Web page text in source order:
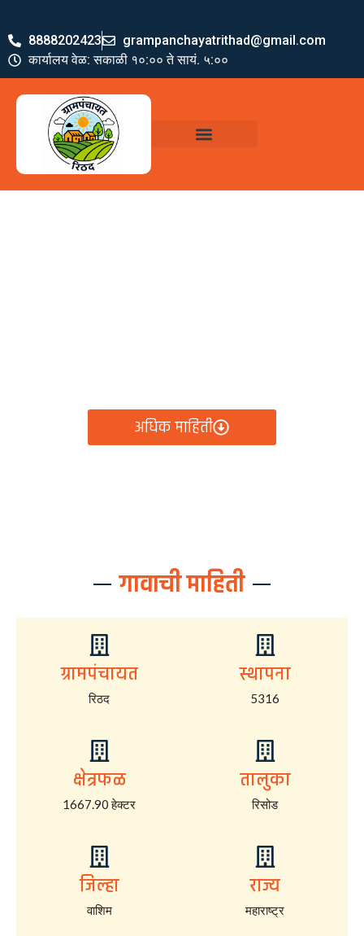
8888202423
grampanchayatrithad@gmail.com
कार्यालय वेळ: सकाळी १०:०० ते सायं. ५:००
अधिक माहिती
गावाची माहिती
ग्रामपंचायत
रिठद
स्थापना
5316
क्षेत्रफळ
1667.90 हेक्टर
तालुका
रिसोड
जिल्हा
वाशिम
राज्य
महाराष्ट्र